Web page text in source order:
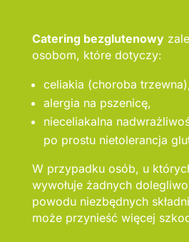
Catering bezglutenowy
osobom, które dotyczy:
celiakia (choroba
alergia na pszenicę,
nieceliakalna
po prostu nietolerancja
W przypadku osób, u
wywołuje żadnych
powodu niezbędnych
może przynieść więcej